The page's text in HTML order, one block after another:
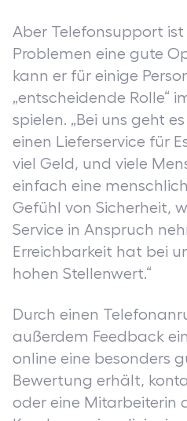
Aber Telefonsupport
Problemen eine gute
kann er für einige
„entscheidende Rolle“
spielen. „Bei uns geht
einen Lieferservice für
viel Geld, und viele
einfach eine
Gefühl von Sicherheit,
Service in Anspruch
Erreichbarkeit hat bei
hohen Stellenwert.“
Durch einen
außerdem Feedback
online eine besonders
Bewertung erhält,
oder eine Mitarbeiterin